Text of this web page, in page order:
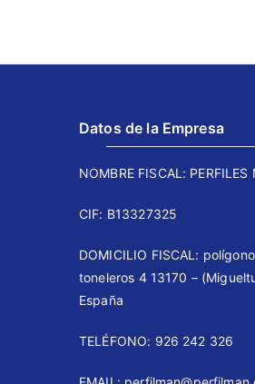
Datos de la Empresa
NOMBRE FISCAL: PERFILES
CIF: B13327325
DOMICILIO FISCAL:
toneleros 4 13170 –
España
TELÉFONO: 926 242 326 ⠀⠀